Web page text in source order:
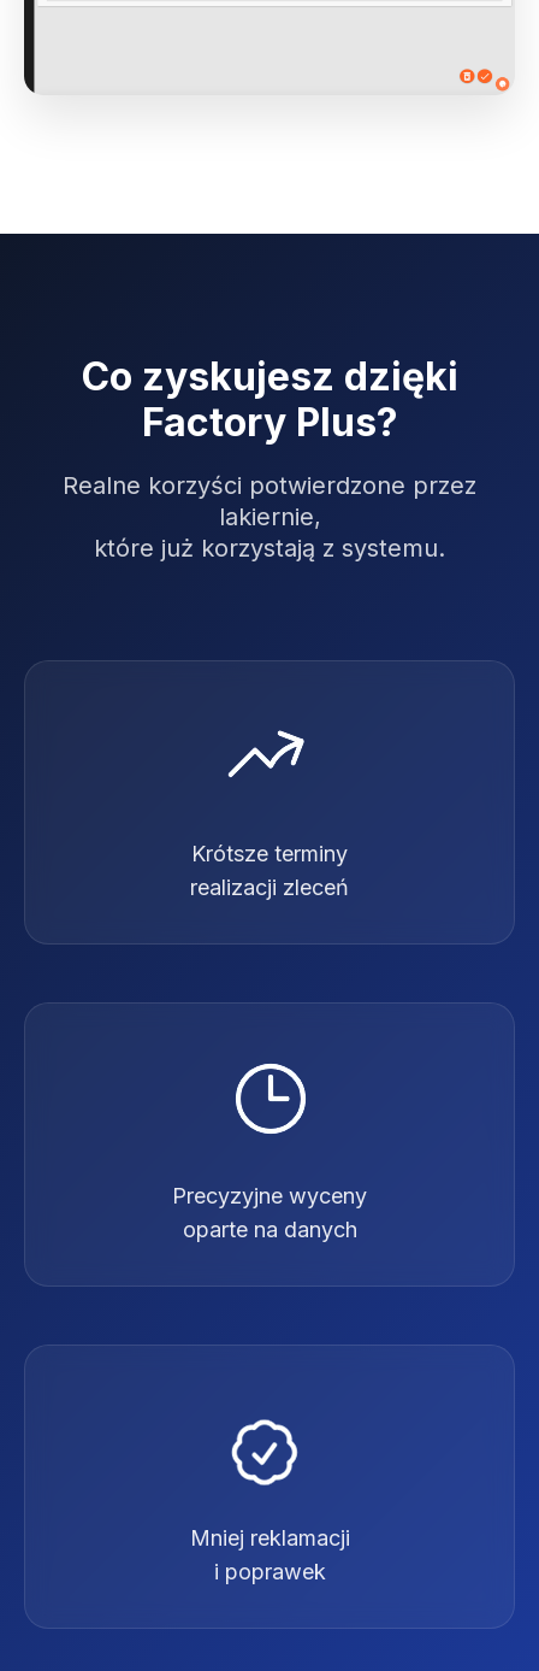
Co zyskujesz dzięki
Factory Plus?
Realne korzyści potwierdzone przez
lakiernie,
które już korzystają z systemu.
Krótsze terminy
realizacji zleceń
Precyzyjne wyceny
oparte na danych
Mniej reklamacji
i poprawek